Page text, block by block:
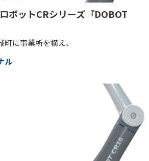
ボットCRシリーズ『DOBOT
に事業所を構え、
ル